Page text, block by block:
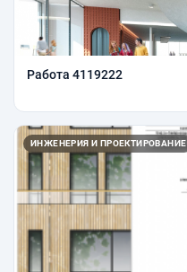
Работа 4119222
ИНЖЕНЕРИЯ И ПРОЕКТИРОВАНИЕ